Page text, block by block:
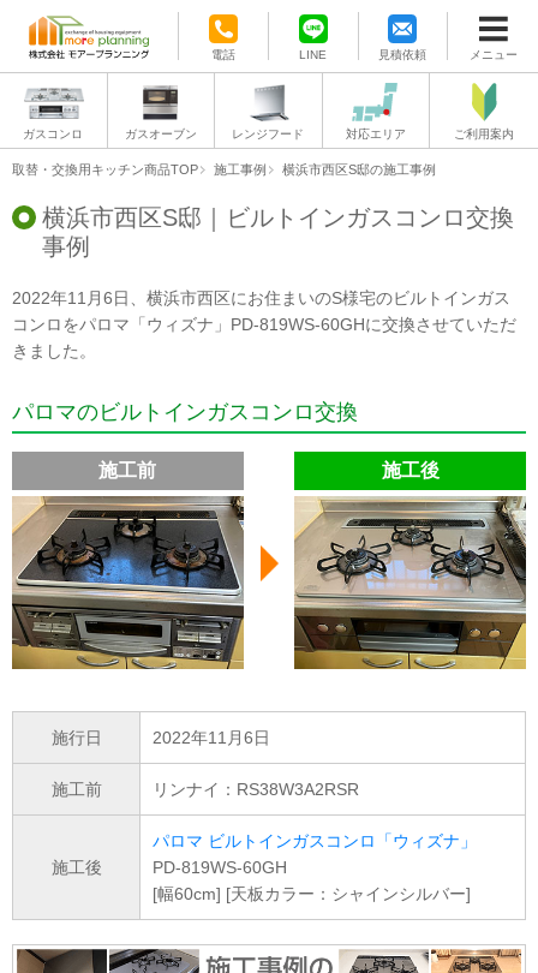
電話 LINE 見積依頼 メニュー
ガスコンロ ガスオーブン レンジフード 対応エリア ご利用案内
取替・交換用キッチン商品TOP 施工事例 横浜市西区S邸の施工事例
横浜市西区S邸｜ビルトインガスコンロ交換
事例
2022年11月6日、横浜市西区にお住まいのS様宅のビルトインガス
コンロをパロマ「ウィズナ」PD-819WS-60GHに交換させていただ
きました。
パロマのビルトインガスコンロ交換
施工前 施工後
施行日 2022年11月6日
施工前 リンナイ：RS38W3A2RSR
施工後
パロマ ビルトインガスコンロ「ウィズナ」
PD-819WS-60GH
[幅60cm] [天板カラー：シャインシルバー]